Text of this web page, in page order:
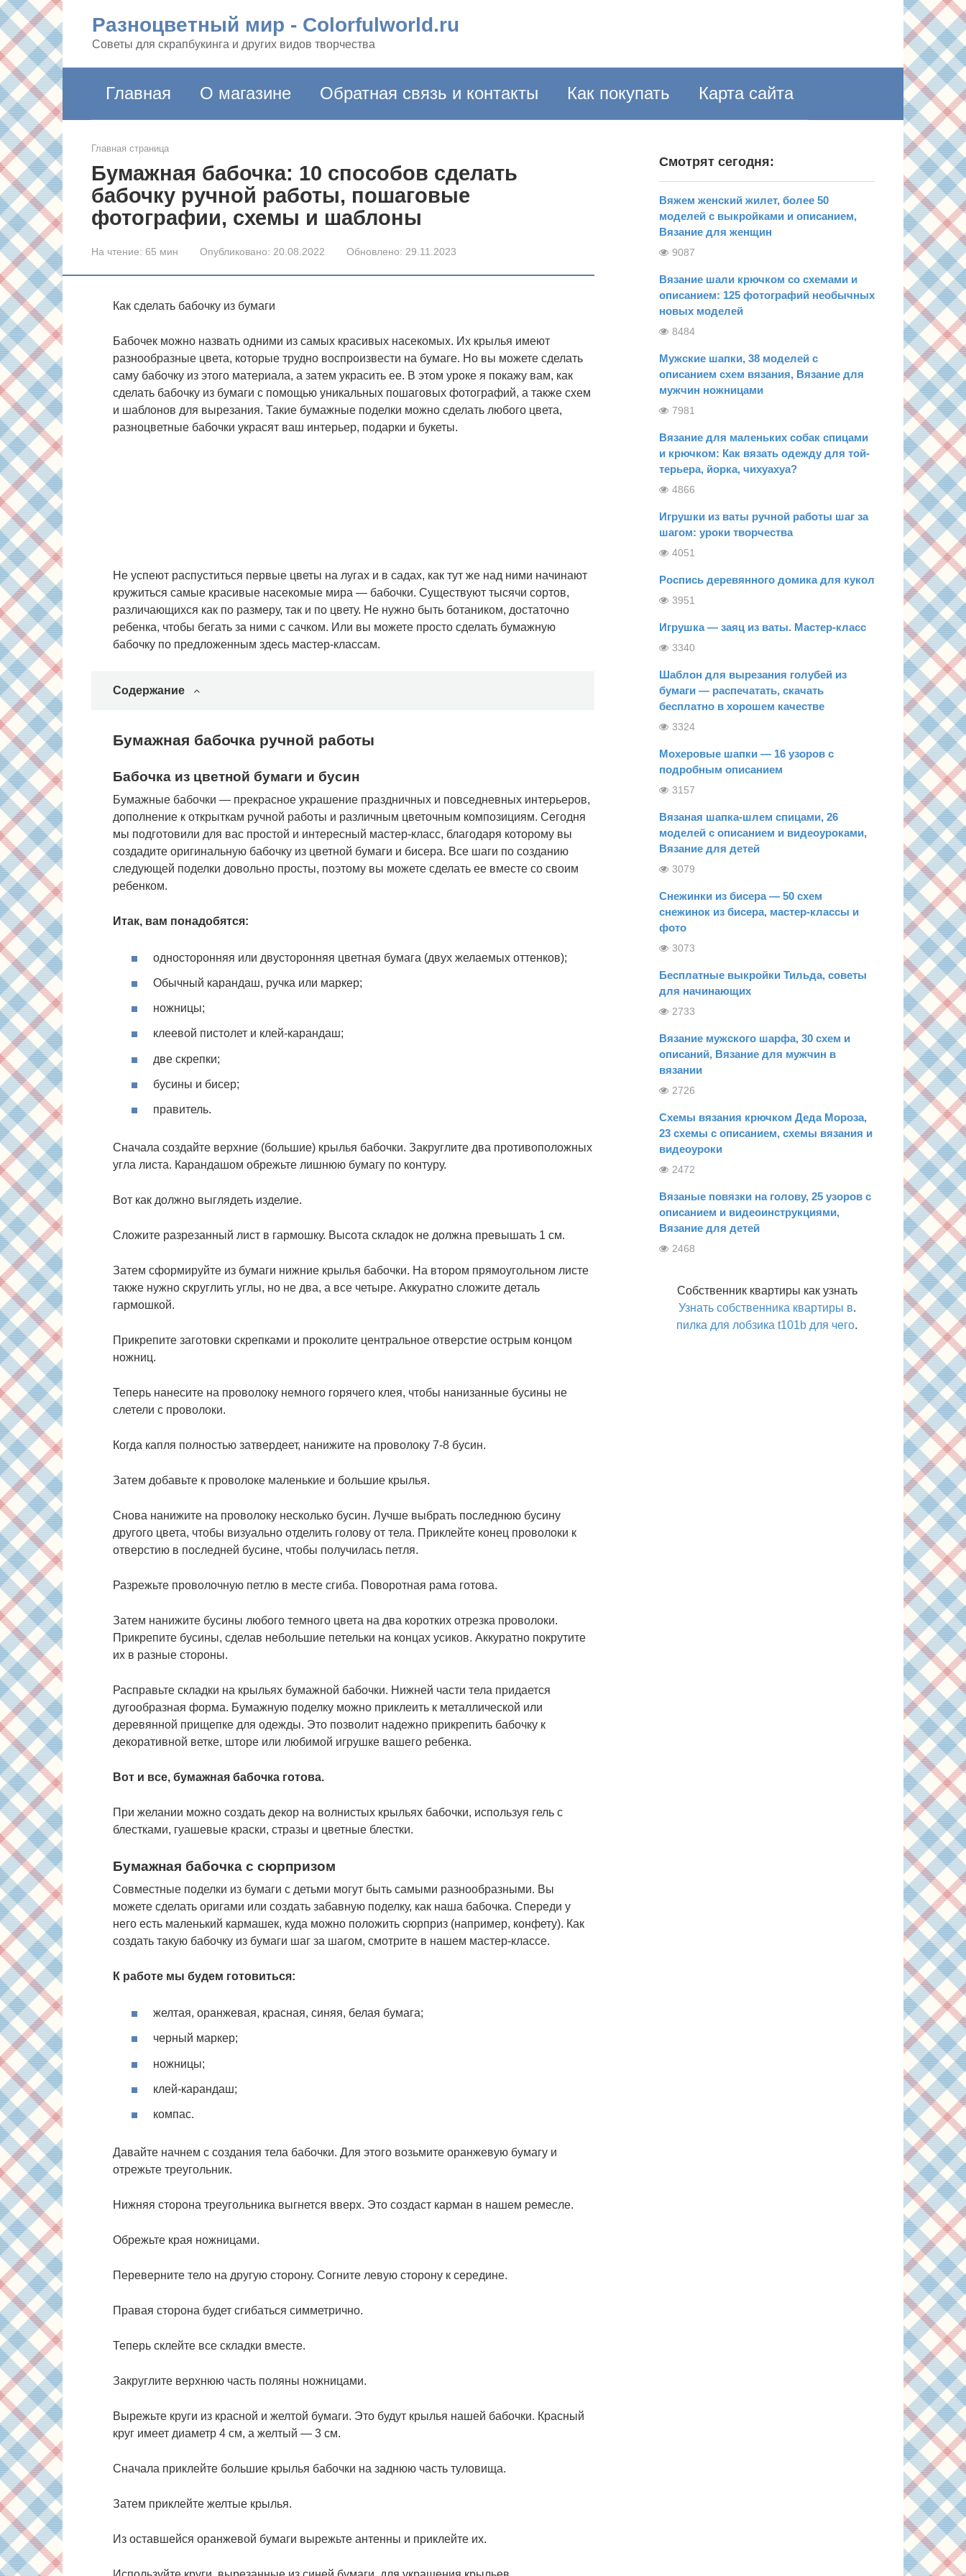
Перейти
к
контенту
Разноцветный мир - Colorfulworld.ru
Советы для скрапбукинга и других видов творчества
Главная О магазине Обратная связь и контакты Как покупать Карта сайта
Главная страница
Бумажная бабочка: 10 способов сделать
бабочку ручной работы, пошаговые
фотографии, схемы и шаблоны
На чтение: 65 мин Опубликовано: 20.08.2022 Обновлено: 29.11.2023
Как сделать бабочку из бумаги
Бабочек можно назвать одними из самых красивых насекомых. Их крылья имеют
разнообразные цвета, которые трудно воспроизвести на бумаге. Но вы можете сделать
саму бабочку из этого материала, а затем украсить ее. В этом уроке я покажу вам, как
сделать бабочку из бумаги с помощью уникальных пошаговых фотографий, а также схем
и шаблонов для вырезания. Такие бумажные поделки можно сделать любого цвета,
разноцветные бабочки украсят ваш интерьер, подарки и букеты.
Не успеют распуститься первые цветы на лугах и в садах, как тут же над ними начинают
кружиться самые красивые насекомые мира — бабочки. Существуют тысячи сортов,
различающихся как по размеру, так и по цвету. Не нужно быть ботаником, достаточно
ребенка, чтобы бегать за ними с сачком. Или вы можете просто сделать бумажную
бабочку по предложенным здесь мастер-классам.
Содержание
Бумажная бабочка ручной работы
Бабочка из цветной бумаги и бусин
Бумажные бабочки — прекрасное украшение праздничных и повседневных интерьеров,
дополнение к открыткам ручной работы и различным цветочным композициям. Сегодня
мы подготовили для вас простой и интересный мастер-класс, благодаря которому вы
создадите оригинальную бабочку из цветной бумаги и бисера. Все шаги по созданию
следующей поделки довольно просты, поэтому вы можете сделать ее вместе со своим
ребенком.
Итак, вам понадобятся:
односторонняя или двусторонняя цветная бумага (двух желаемых оттенков);
Обычный карандаш, ручка или маркер;
ножницы;
клеевой пистолет и клей-карандаш;
две скрепки;
бусины и бисер;
правитель.
Сначала создайте верхние (большие) крылья бабочки. Закруглите два противоположных
угла листа. Карандашом обрежьте лишнюю бумагу по контуру.
Вот как должно выглядеть изделие.
Сложите разрезанный лист в гармошку. Высота складок не должна превышать 1 см.
Затем сформируйте из бумаги нижние крылья бабочки. На втором прямоугольном листе
также нужно скруглить углы, но не два, а все четыре. Аккуратно сложите деталь
гармошкой.
Прикрепите заготовки скрепками и проколите центральное отверстие острым концом
ножниц.
Теперь нанесите на проволоку немного горячего клея, чтобы нанизанные бусины не
слетели с проволоки.
Когда капля полностью затвердеет, нанижите на проволоку 7-8 бусин.
Затем добавьте к проволоке маленькие и большие крылья.
Снова нанижите на проволоку несколько бусин. Лучше выбрать последнюю бусину
другого цвета, чтобы визуально отделить голову от тела. Приклейте конец проволоки к
отверстию в последней бусине, чтобы получилась петля.
Разрежьте проволочную петлю в месте сгиба. Поворотная рама готова.
Затем нанижите бусины любого темного цвета на два коротких отрезка проволоки.
Прикрепите бусины, сделав небольшие петельки на концах усиков. Аккуратно покрутите
их в разные стороны.
Расправьте складки на крыльях бумажной бабочки. Нижней части тела придается
дугообразная форма. Бумажную поделку можно приклеить к металлической или
деревянной прищепке для одежды. Это позволит надежно прикрепить бабочку к
декоративной ветке, шторе или любимой игрушке вашего ребенка.
Вот и все, бумажная бабочка готова.
При желании можно создать декор на волнистых крыльях бабочки, используя гель с
блестками, гуашевые краски, стразы и цветные блестки.
Бумажная бабочка с сюрпризом
Совместные поделки из бумаги с детьми могут быть самыми разнообразными. Вы
можете сделать оригами или создать забавную поделку, как наша бабочка. Спереди у
него есть маленький кармашек, куда можно положить сюрприз (например, конфету). Как
создать такую бабочку из бумаги шаг за шагом, смотрите в нашем мастер-классе.
К работе мы будем готовиться:
желтая, оранжевая, красная, синяя, белая бумага;
черный маркер;
ножницы;
клей-карандаш;
компас.
Давайте начнем с создания тела бабочки. Для этого возьмите оранжевую бумагу и
отрежьте треугольник.
Нижняя сторона треугольника выгнется вверх. Это создаст карман в нашем ремесле.
Обрежьте края ножницами.
Переверните тело на другую сторону. Согните левую сторону к середине.
Правая сторона будет сгибаться симметрично.
Теперь склейте все складки вместе.
Закруглите верхнюю часть поляны ножницами.
Вырежьте круги из красной и желтой бумаги. Это будут крылья нашей бабочки. Красный
круг имеет диаметр 4 см, а желтый — 3 см.
Сначала приклейте большие крылья бабочки на заднюю часть туловища.
Затем приклейте желтые крылья.
Из оставшейся оранжевой бумаги вырежьте антенны и приклейте их.
Смотрят сегодня:
Вяжем женский жилет, более 50
моделей с выкройками и описанием,
Вязание для женщин
9087
Вязание шали крючком со схемами и
описанием: 125 фотографий необычных
новых моделей
8484
Мужские шапки, 38 моделей с
описанием схем вязания, Вязание для
мужчин ножницами
7981
Вязание для маленьких собак спицами
и крючком: Как вязать одежду для той-
терьера, йорка, чихуахуа?
4866
Игрушки из ваты ручной работы шаг за
шагом: уроки творчества
4051
Роспись деревянного домика для кукол
3951
Игрушка — заяц из ваты. Мастер-класс
3340
Шаблон для вырезания голубей из
бумаги — распечатать, скачать
бесплатно в хорошем качестве
3324
Мохеровые шапки — 16 узоров с
подробным описанием
3157
Вязаная шапка-шлем спицами, 26
моделей с описанием и видеоуроками,
Вязание для детей
3079
Снежинки из бисера — 50 схем
снежинок из бисера, мастер-классы и
фото
3073
Бесплатные выкройки Тильда, советы
для начинающих
2733
Вязание мужского шарфа, 30 схем и
описаний, Вязание для мужчин в
вязании
2726
Схемы вязания крючком Деда Мороза,
23 схемы с описанием, схемы вязания и
видеоуроки
2472
Вязаные повязки на голову, 25 узоров с
описанием и видеоинструкциями,
Вязание для детей
2468
Собственник квартиры как узнать
Узнать собственника квартиры в.
пилка для лобзика t101b для чего.